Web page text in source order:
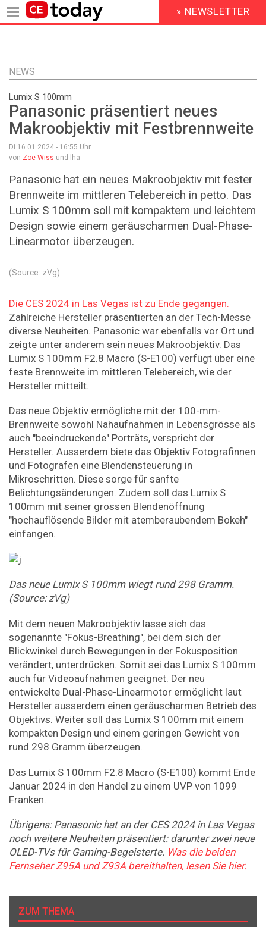
Inhalt
HEADER
MENU
» NEWSLETTER
NEWS
Lumix S 100mm
Panasonic präsentiert neues
Makroobjektiv mit Festbrennweite
Di 16.01.2024 - 16:55 Uhr
von Zoe Wiss und lha
Panasonic hat ein neues Makroobjektiv mit fester
Brennweite im mittleren Telebereich in petto. Das
Lumix S 100mm soll mit kompaktem und leichtem
Design sowie einem geräuscharmen Dual-Phase-
Linearmotor überzeugen.
(Source: zVg)
Die CES 2024 in Las Vegas ist zu Ende gegangen.
Zahlreiche Hersteller präsentierten an der Tech-Messe
diverse Neuheiten. Panasonic war ebenfalls vor Ort und
zeigte unter anderem sein neues Makroobjektiv. Das
Lumix S 100mm F2.8 Macro (S-E100) verfügt über eine
feste Brennweite im mittleren Telebereich, wie der
Hersteller mitteilt.
Das neue Objektiv ermögliche mit der 100-mm-
Brennweite sowohl Nahaufnahmen in Lebensgrösse als
auch "beeindruckende" Porträts, verspricht der
Hersteller. Ausserdem biete das Objektiv Fotografinnen
und Fotografen eine Blendensteuerung in
Mikroschritten. Diese sorge für sanfte
Belichtungsänderungen. Zudem soll das Lumix S
100mm mit seiner grossen Blendenöffnung
"hochauflösende Bilder mit atemberaubendem Bokeh"
einfangen.
Das neue Lumix S 100mm wiegt rund 298 Gramm.
(Source: zVg)
Mit dem neuen Makroobjektiv lasse sich das
sogenannte "Fokus-Breathing", bei dem sich der
Blickwinkel durch Bewegungen in der Fokusposition
verändert, unterdrücken. Somit sei das Lumix S 100mm
auch für Videoaufnahmen geeignet. Der neu
entwickelte Dual-Phase-Linearmotor ermöglicht laut
Hersteller ausserdem einen geräuscharmen Betrieb des
Objektivs. Weiter soll das Lumix S 100mm mit einem
kompakten Design und einem geringen Gewicht von
rund 298 Gramm überzeugen.
Das Lumix S 100mm F2.8 Macro (S-E100) kommt Ende
Januar 2024 in den Handel zu einem UVP von 1099
Franken.
Übrigens: Panasonic hat an der CES 2024 in Las Vegas
noch weitere Neuheiten präsentiert: darunter zwei neue
OLED-TVs für Gaming-Begeisterte. Was die beiden
Fernseher Z95A und Z93A bereithalten, lesen Sie hier.
ZUM THEMA